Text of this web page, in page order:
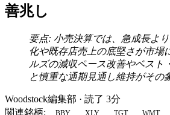
善兆し
要点: 小売決算では、急成長よ
化や既存店売上の底堅さが市場
ルズの減収ペース改善やベスト
と慎重な通期見通し維持がその
Woodstock編集部 · 読了 3分
関連銘柄:
BBY XLY TGT WMT